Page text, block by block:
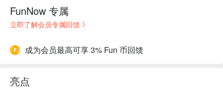
FunNow 专属
立即了解会员专属回馈
成为会员最高可享 3% Fun 币回馈
亮点